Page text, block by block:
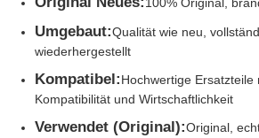
Umgebaut:Qualität wie neu,
wiederhergestellt
Kompatibel:Hochwertige Ersatzteile
Kompatibilität und Wirtschaftlichkeit
Verwendet (Original):Original,